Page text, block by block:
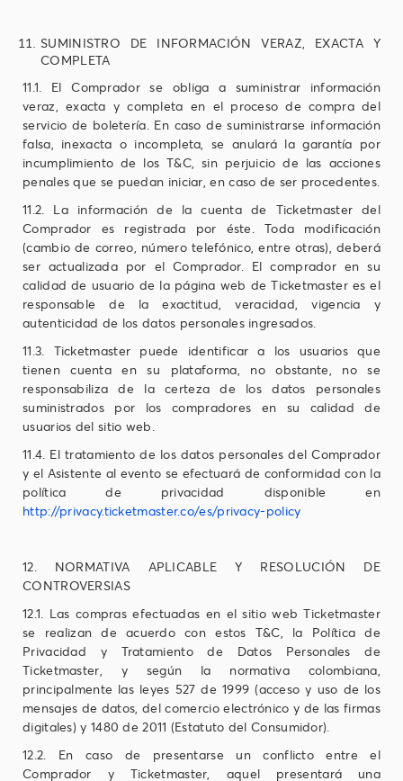
SUMINISTRO DE INFORMACIÓN VERAZ, EXACTA Y
COMPLETA
11.1. El Comprador se obliga a suministrar información
veraz, exacta y completa en el proceso de compra del
servicio de boletería. En caso de suministrarse información
falsa, inexacta o incompleta, se anulará la garantía por
incumplimiento de los T&C, sin perjuicio de las acciones
penales que se puedan iniciar, en caso de ser procedentes.
11.2. La información de la cuenta de Ticketmaster del
Comprador es registrada por éste. Toda modificación
(cambio de correo, número telefónico, entre otras), deberá
ser actualizada por el Comprador. El comprador en su
calidad de usuario de la página web de Ticketmaster es el
responsable de la exactitud, veracidad, vigencia y
autenticidad de los datos personales ingresados.
11.3. Ticketmaster puede identificar a los usuarios que
tienen cuenta en su plataforma, no obstante, no se
responsabiliza de la certeza de los datos personales
suministrados por los compradores en su calidad de
usuarios del sitio web.
11.4. El tratamiento de los datos personales del Comprador
y el Asistente al evento se efectuará de conformidad con la
política de privacidad disponible en
http://privacy.ticketmaster.co/es/privacy-policy
12. NORMATIVA APLICABLE Y RESOLUCIÓN DE
CONTROVERSIAS
12.1. Las compras efectuadas en el sitio web Ticketmaster
se realizan de acuerdo con estos T&C, la Política de
Privacidad y Tratamiento de Datos Personales de
Ticketmaster, y según la normativa colombiana,
principalmente las leyes 527 de 1999 (acceso y uso de los
mensajes de datos, del comercio electrónico y de las firmas
digitales) y 1480 de 2011 (Estatuto del Consumidor).
12.2. En caso de presentarse un conflicto entre el
Comprador y Ticketmaster, aquel presentará una